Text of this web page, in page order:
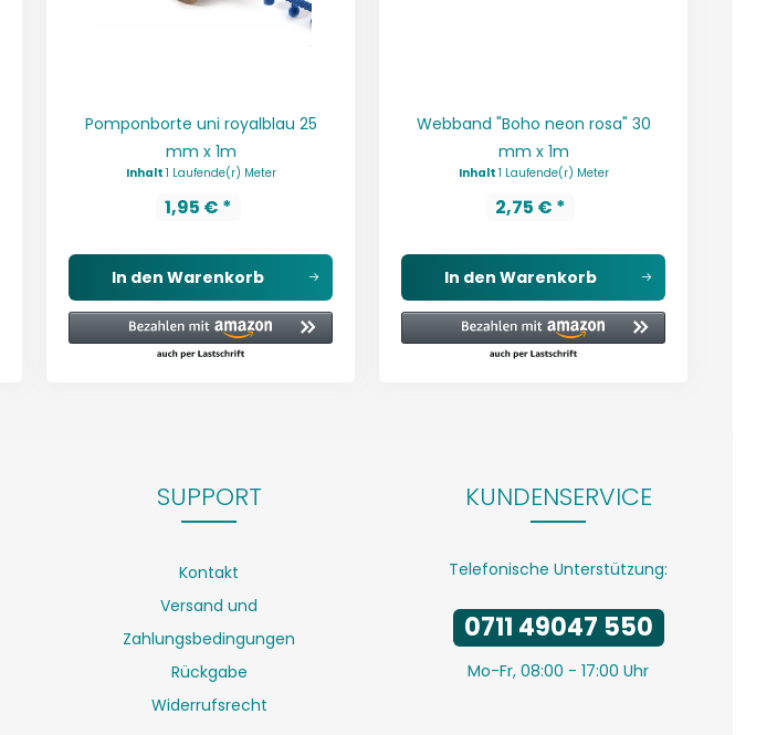
Pomponborte uni royalblau 25
mm x 1m
Inhalt 1 Laufende(r) Meter
1,95 € *
In den Warenkorb
Webband "Boho neon rosa" 30
mm x 1m
Inhalt 1 Laufende(r) Meter
2,75 € *
In den Warenkorb
KUNDENSERVICE
Telefonische Unterstützung:
0711 49047 550
Mo-Fr, 08:00 - 17:00 Uhr
SUPPORT
Kontakt
Versand und
Zahlungsbedingungen
Rückgabe
Widerrufsrecht